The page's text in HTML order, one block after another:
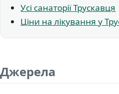
Усі санаторії Трускавця
Ціни на лікування у
Джерела